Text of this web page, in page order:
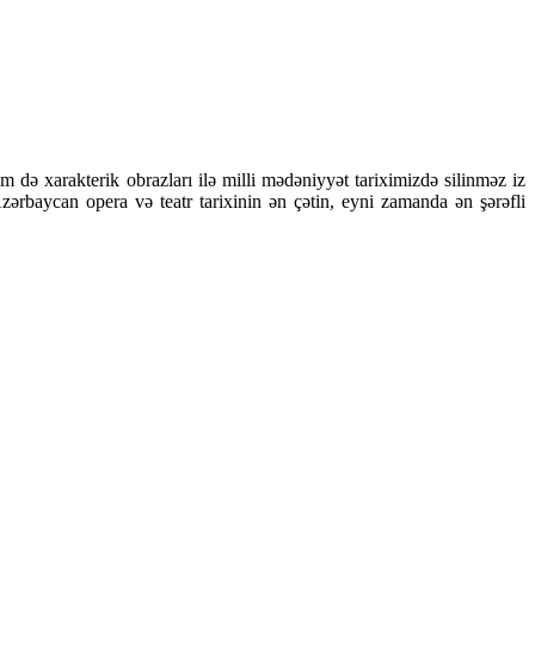
də xarakterik obrazları ilə milli mədəniyyət tariximizdə silinməz iz
opera və teatr tarixinin ən çətin, eyni zamanda ən şərəfli